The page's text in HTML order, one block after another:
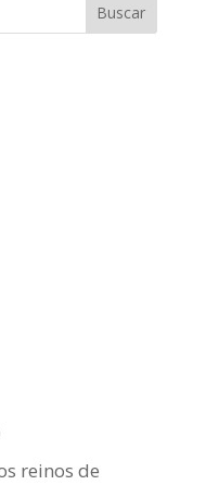
Buscar
reinos de